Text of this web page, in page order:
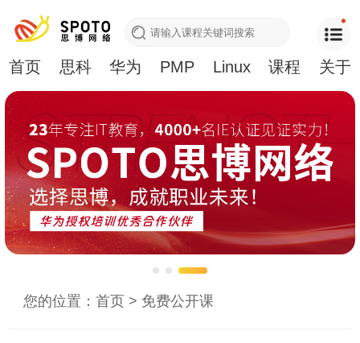
首页 思科 华为 PMP Linux 课程 关于
您的位置：首页 > 免费公开课